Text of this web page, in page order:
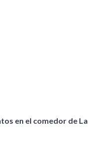
en el comedor de La